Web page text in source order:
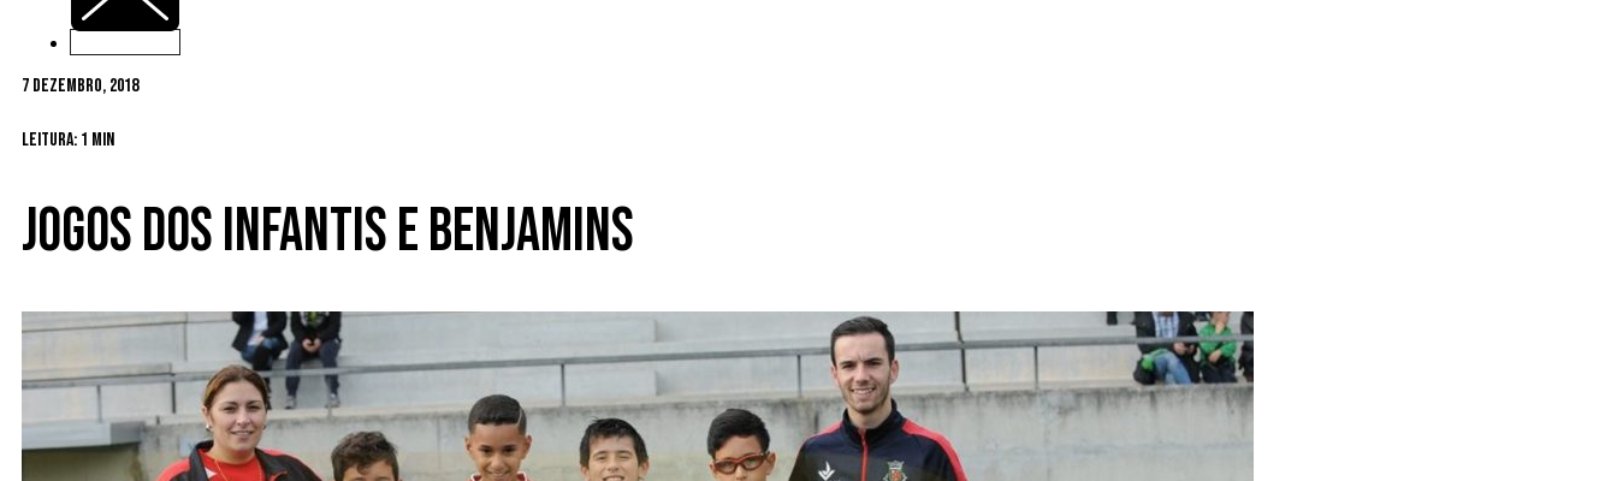
7 Dezembro, 2018
Leitura: 1 min
Jogos dos infantis e benjamins